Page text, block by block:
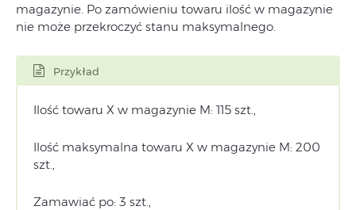
magazynie. Po zamówieniu towaru ilość w magazynie
nie może przekroczyć stanu maksymalnego.
Przykład
Ilość towaru X w magazynie M: 115 szt.,
Ilość maksymalna towaru X w magazynie M: 200
szt.,
Zamawiać po: 3 szt.,